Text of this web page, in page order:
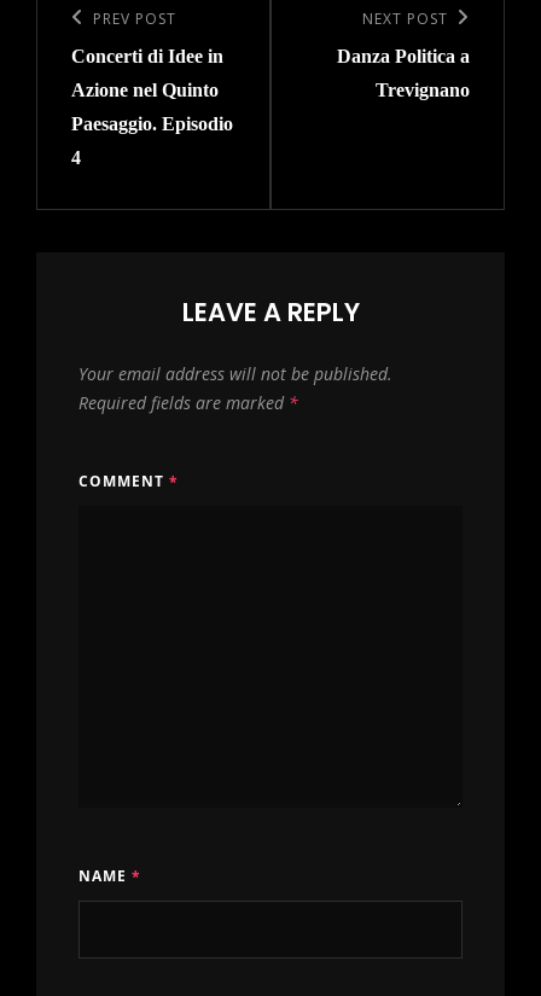
navigation
Previous
Post
PREV POST
Concerti di Idee in
Azione nel Quinto
Paesaggio. Episodio
4
Post
NEXT POST
Danza Politica a
Trevignano
LEAVE A REPLY
Your email address will not be published.
Required fields are marked *
COMMENT *
NAME *